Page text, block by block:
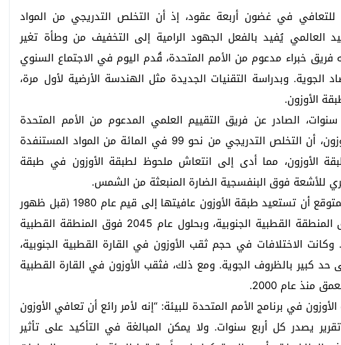
في غضون أربعة عقود، إذ أن التخلص التدريجي من المواد
العالمي يُفيد بالفعل الجهود الرامية إلى التخفيف من وطأة تغير
فريق خبراء مدعوم من الأمم المتحدة، قُدم اليوم في الاجتماع السنوي
الجوية. وبدراسة التقنيات الجديدة مثل الهندسة الأرضية لأول مرة،
الأوزون.
الصادر عن فريق التقييم العلمي المدعوم من الأمم المتحدة
لبروتوكول مونتريال للمواد المستنفدة للأوزون، أن التخلص التدريجي من نحو 99 في المائة من المواد المستنفدة
الأوزون، مما أدى إلى انتعاش ملحوظ لطبقة الأوزون في طبقة
للأشعة فوق البنفسجية الضارة المنبعثة من الشمس.
وإذا ظلت السياسات الحالية قائمة، فمن المتوقع أن تستعيد طبقة الأوزون عافيتها إلى قيم عام 1980 (قبل ظهور
ثقب الأوزون) بحلول عام 2066 تقريباً فوق المنطقة القطبية الجنوبية، وبحلول عام 2045 فوق المنطقة القطبية
عام 2040 لبقية العالم. وكانت الاختلافات في حجم ثقب الأوزون في القارة القطبية الجنوبية،
و2021، مدفوعة إلى حد كبير بالظروف الجوية. ومع ذلك، فثقب الأوزون في القارة القطبية
عام 2000.
في برنامج الأمم المتحدة للبيئة: “إنه لأمر رائع أن تعافي الأوزون
يصدر كل أربع سنوات. ولا يمكن المبالغة في التأكيد على تأثير